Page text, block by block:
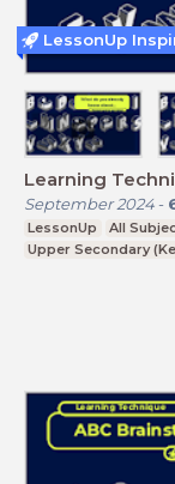
September 2024-
LessonUp All
Upper Secondary
LessonUp